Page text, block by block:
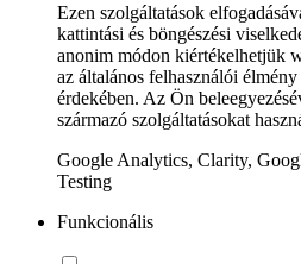
Ezen szolgáltatások
kattintási és böngészési
anonim módon kiértékelhetjük
az általános felhasználói
érdekében. Az Ön
származó szolgáltatásokat
Google Analytics, Clarity,
Testing
Funkcionális